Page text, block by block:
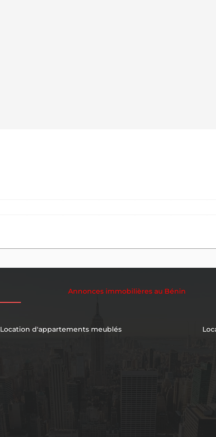
Annonces immobilières au Bénin
Location d'appartements meublés